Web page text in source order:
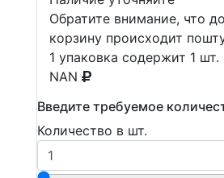
Обратите внимание, что
корзину происходит
1 упаковка содержит 1
NAN
Введите требуемое
Количество в шт.